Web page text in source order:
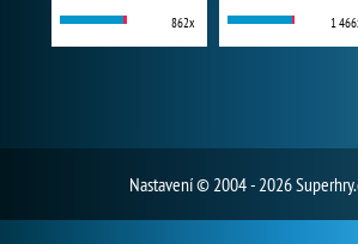
862x 1
Nastavení© 2004 - 2026